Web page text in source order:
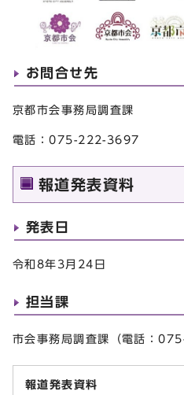
お問合せ先
京都市会事務局調査課
電話：075-222-3697
報道発表資料
発表日
令和8年3月24日
担当課
市会事務局調査課（電話：
報道発表資料